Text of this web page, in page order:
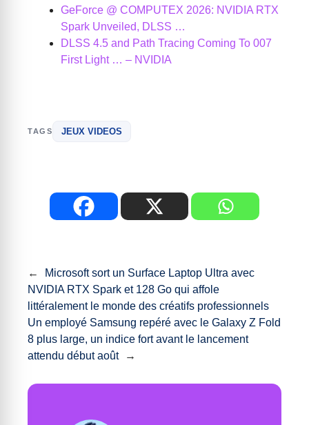
GeForce @ COMPUTEX 2026: NVIDIA RTX
Spark Unveiled, DLSS …
DLSS 4.5 and Path Tracing Coming To 007
First Light … – NVIDIA
TAGS JEUX VIDEOS
←
Microsoft sort un Surface Laptop Ultra avec
NVIDIA RTX Spark et 128 Go qui affole
littéralement le monde des créatifs professionnels
Un employé Samsung repéré avec le Galaxy Z Fold
8 plus large, un indice fort avant le lancement
attendu début août
→